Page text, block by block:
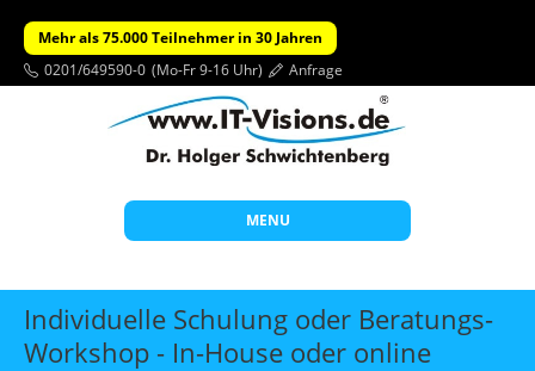
Mehr als 75.000 Teilnehmer in 30 Jahren
0201/649590-0 (Mo-Fr 9-16 Uhr) Anfrage
MENU
Start
Themen
Individuelle Schulung oder Beratungs-
Workshop - In-House oder online